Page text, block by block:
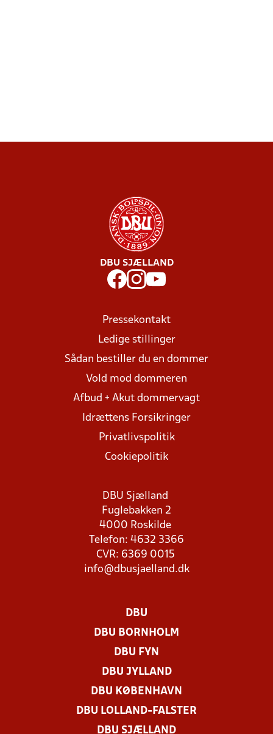
DBU SJÆLLAND
Pressekontakt
Ledige stillinger
Sådan bestiller du en dommer
Vold mod dommeren
Afbud + Akut dommervagt
Idrættens Forsikringer
Privatlivspolitik
Cookiepolitik
DBU Sjælland
Fuglebakken 2
4000 Roskilde
Telefon: 4632 3366
CVR: 6369 0015
info@dbusjaelland.dk
DBU
DBU BORNHOLM
DBU FYN
DBU JYLLAND
DBU KØBENHAVN
DBU LOLLAND-FALSTER
DBU SJÆLLAND